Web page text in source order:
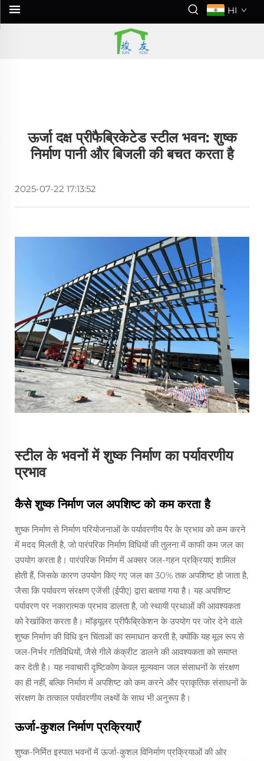
HI
ऊर्जा दक्ष प्रीफैब्रिकेटेड स्टील भवन: शुष्क
निर्माण पानी और बिजली की बचत करता है
2025-07-22 17:13:52
स्टील के भवनों में शुष्क निर्माण का पर्यावरणीय
प्रभाव
कैसे शुष्क निर्माण जल अपशिष्ट को कम करता है
शुष्क निर्माण से निर्माण परियोजनाओं के पर्यावरणीय पैर के प्रभाव को कम करने
में मदद मिलती है, जो पारंपरिक निर्माण विधियों की तुलना में काफी कम जल का
उपयोग करता है। पारंपरिक निर्माण में अक्सर जल-गहन प्रक्रियाएं शामिल
होती हैं, जिसके कारण उपयोग किए गए जल का 30% तक अपशिष्ट हो जाता है,
जैसा कि पर्यावरण संरक्षण एजेंसी (ईपीए) द्वारा बताया गया है। यह अपशिष्ट
पर्यावरण पर नकारात्मक प्रभाव डालता है, जो स्थायी प्रथाओं की आवश्यकता
को रेखांकित करता है। मॉड्यूलर प्रीफैब्रिकेशन के उपयोग पर जोर देने वाले
शुष्क निर्माण की विधि इन चिंताओं का समाधान करती है, क्योंकि यह मूल रूप से
जल-निर्भर गतिविधियों, जैसे गीले कंक्रीट डालने की आवश्यकता को समाप्त
कर देती है। यह नवाचारी दृष्टिकोण केवल मूल्यवान जल संसाधनों के संरक्षण
का ही नहीं, बल्कि निर्माण में अपशिष्ट को कम करने और प्राकृतिक संसाधनों के
संरक्षण के तत्काल पर्यावरणीय लक्ष्यों के साथ भी अनुरूप है।
ऊर्जा-कुशल निर्माण प्रक्रियाएँ
शुष्क-निर्मित इस्पात भवनों में ऊर्जा-कुशल विनिर्माण प्रक्रियाओं की ओर